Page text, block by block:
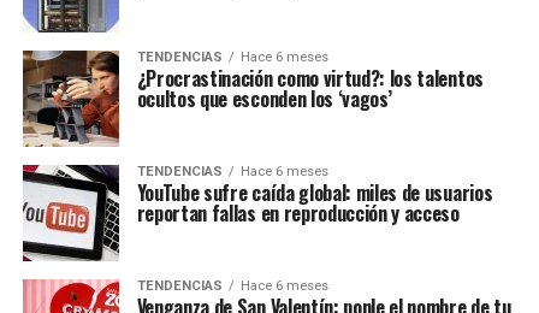
TENDENCIAS Hace 6 meses
¿Procrastinación como virtud?: los talentos
ocultos que esconden los ‘vagos’
TENDENCIAS Hace 6 meses
YouTube sufre caída global: miles de usuarios
reportan fallas en reproducción y acceso
TENDENCIAS Hace 6 meses
Venganza de San Valentín: ponle el nombre de tu